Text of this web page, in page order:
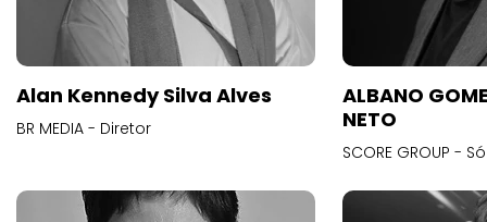
Alan Kennedy Silva Alves
BR MEDIA - Diretor
ALBANO
NETO
SCORE GROUP -